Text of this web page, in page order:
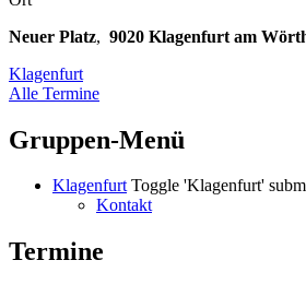
Neuer Platz, 9020 Klagenfurt am
Klagenfurt
Alle Termine
Gruppen-Menü
Klagenfurt Toggle 'Klagenfurt'
Kontakt
Termine